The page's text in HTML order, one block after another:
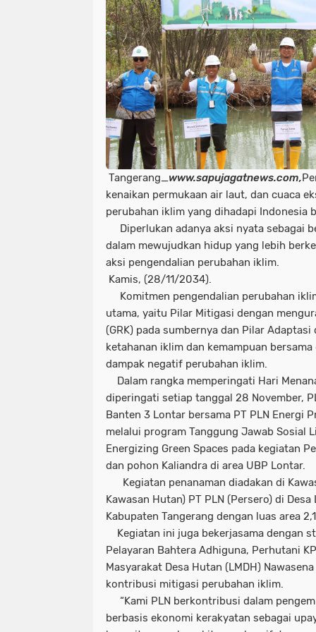
Tangerang_www.sapujagatnews.com,
kenaikan permukaan air laut, dan cuaca
perubahan iklim yang dihadapi Indonesia
Diperlukan adanya aksi nyata sebagai
dalam mewujudkan hidup yang lebih
aksi pengendalian perubahan iklim.
Kamis, (28/11/2034).
Komitmen pengendalian perubahan
utama, yaitu Pilar Mitigasi dengan
(GRK) pada sumbernya dan Pilar
ketahanan iklim dan kemampuan
dampak negatif perubahan iklim.
Dalam rangka memperingati Hari
diperingati setiap tanggal 28 November,
Banten 3 Lontar bersama PT PLN Energi
melalui program Tanggung Jawab Sosial
Energizing Green Spaces pada kegiatan
dan pohon Kaliandra di area UBP Lontar.
Kegiatan penanaman diadakan di
Kawasan Hutan) PT PLN (Persero) di
Kabupaten Tangerang dengan luas area
Kegiatan ini juga bekerjasama dengan
Pelayaran Bahtera Adhiguna, Perhutani
Masyarakat Desa Hutan (LMDH)
kontribusi mitigasi perubahan iklim.
“Kami PLN berkontribusi dalam
berbasis ekonomi kerakyatan sebagai